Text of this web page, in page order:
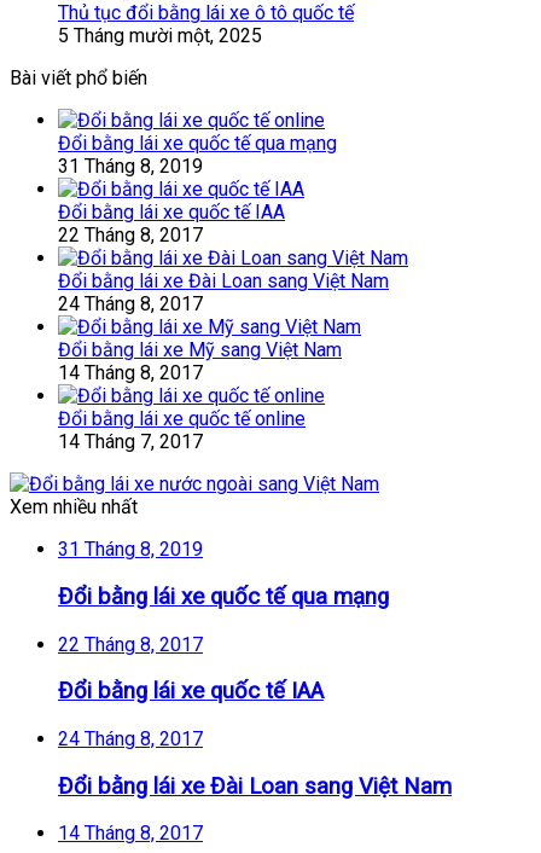
Thủ tục đổi bằng lái xe ô tô quốc tế
5 Tháng mười một, 2025
Bài viết phổ biến
Đổi bằng lái xe quốc tế qua mạng
31 Tháng 8, 2019
Đổi bằng lái xe quốc tế IAA
22 Tháng 8, 2017
Đổi bằng lái xe Đài Loan sang Việt Nam
24 Tháng 8, 2017
Đổi bằng lái xe Mỹ sang Việt Nam
14 Tháng 8, 2017
Đổi bằng lái xe quốc tế online
14 Tháng 7, 2017
Xem nhiều nhất
31 Tháng 8, 2019
Đổi bằng lái xe quốc tế qua mạng
22 Tháng 8, 2017
Đổi bằng lái xe quốc tế IAA
24 Tháng 8, 2017
Đổi bằng lái xe Đài Loan sang Việt Nam
14 Tháng 8, 2017